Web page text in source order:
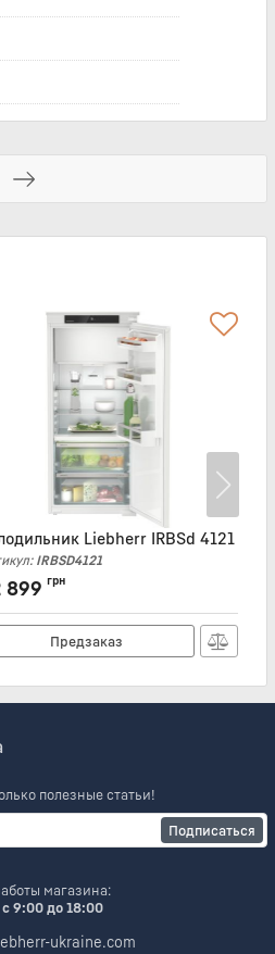
Liebherr IRBSd 4121
IRBSD4121
899 грн
Предзаказ
полезные статьи!
Подписаться
магазина:
9:00 до 18:00
ukraine.com